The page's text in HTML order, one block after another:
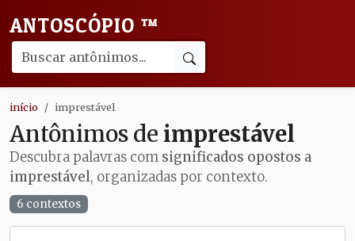
ANTOSCÓPIO ™
início imprestável
Antônimos de imprestável
Descubra palavras com significados opostos a
imprestável, organizadas por contexto.
6 contextos